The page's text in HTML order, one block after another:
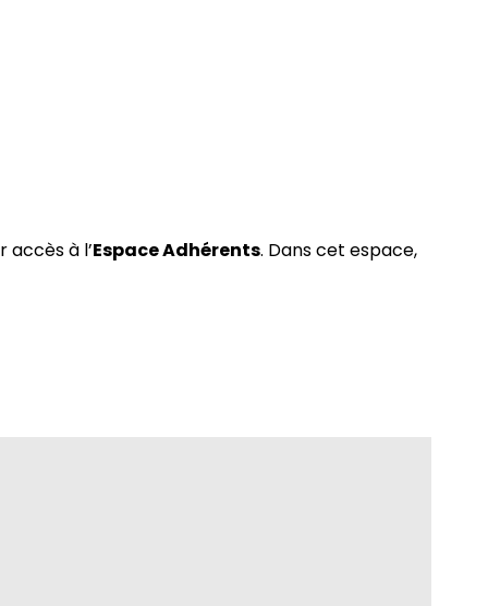
à l’Espace Adhérents. Dans cet espace,